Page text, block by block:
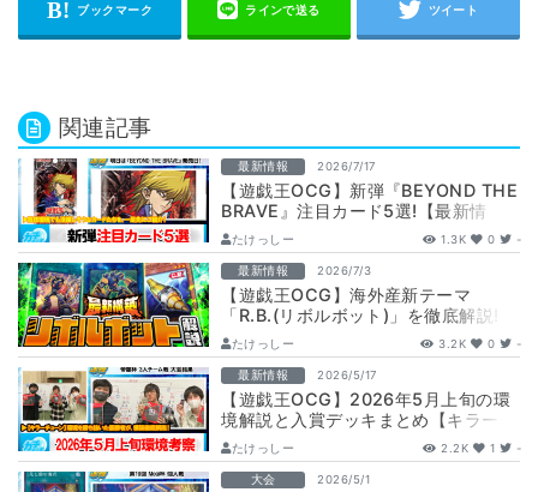
関連記事
最新情報 2026/7/17
【遊戯王OCG】新弾『BEYOND THE
BRAVE』注目カード5選!【最新情
報】
たけっしー 1.3K 0 -
最新情報 2026/7/3
【遊戯王OCG】海外産新テーマ
「R.B.(リボルボット)」を徹底解説!
【最新情報】
たけっしー 3.2K 0 -
最新情報 2026/5/17
【遊戯王OCG】2026年5月上旬の環
境解説と入賞デッキまとめ【キラーチ
ューン/光と闇の儀式/巳剣ライゼオル/
…
たけっしー 2.2K 1 -
大会 2026/5/1